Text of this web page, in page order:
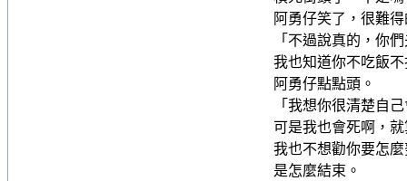
阿勇仔笑了，很難
「不過說真的，你
我也知道你不吃飯
阿勇仔點點頭。
「我想你很清楚自
可是我也會死啊，
我也不想勸你要怎
是怎麼結束。